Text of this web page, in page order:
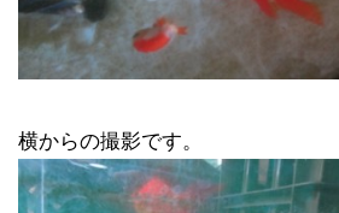
横からの撮影です。